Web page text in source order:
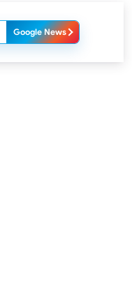
Google News